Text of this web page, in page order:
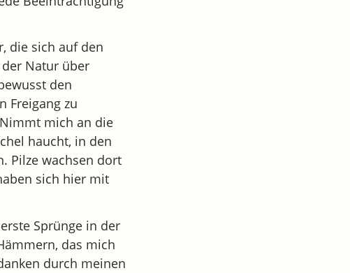
die sich auf den
Natur über
den
Freigang zu
mich an die
haucht, in den
Pilze wachsen dort
sich hier mit
Sprünge in der
das mich
durch meinen